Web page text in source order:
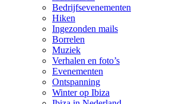
Bedrijfsevenementen
Hiken
Ingezonden mails
Borrelen
Muziek
Verhalen en foto’s
Evenementen
Ontspanning
Winter op Ibiza